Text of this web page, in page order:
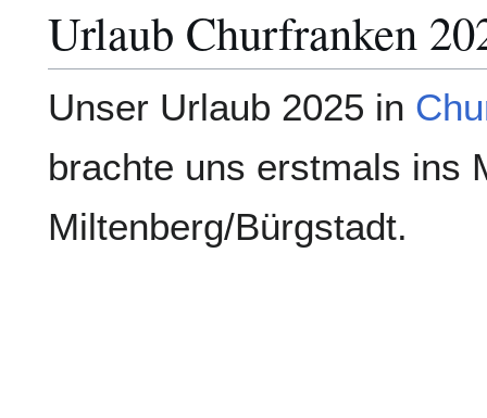
Urlaub Churfranken
Unser Urlaub 2025 in
brachte uns erstmals ins
Miltenberg/Bürgstadt.